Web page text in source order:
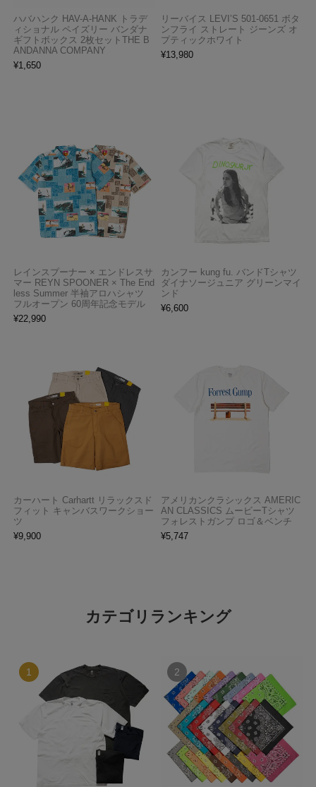
ハバハンク HAV-A-HANK トラデ
ィショナル ペイズリー バンダナ
ギフトボックス 2枚セットTHE B
ANDANNA COMPANY
¥1,650
リーバイス LEVI’S 501-0651 ボタ
ンフライ ストレート ジーンズ オ
プティックホワイト
¥13,980
レインスプーナー × エンドレスサ
マー REYN SPOONER × The End
less Summer 半袖アロハシャツ
フルオープン 60周年記念モデル
¥22,990
カンフー kung fu. バンドTシャツ
ダイナソージュニア グリーンマイ
ンド
¥6,600
カーハート Carhartt リラックスド
フィット キャンバスワークショー
ツ
¥9,900
アメリカンクラシックス AMERIC
AN CLASSICS ムービーTシャツ
フォレストガンプ ロゴ＆ベンチ
¥5,747
カテゴリランキング